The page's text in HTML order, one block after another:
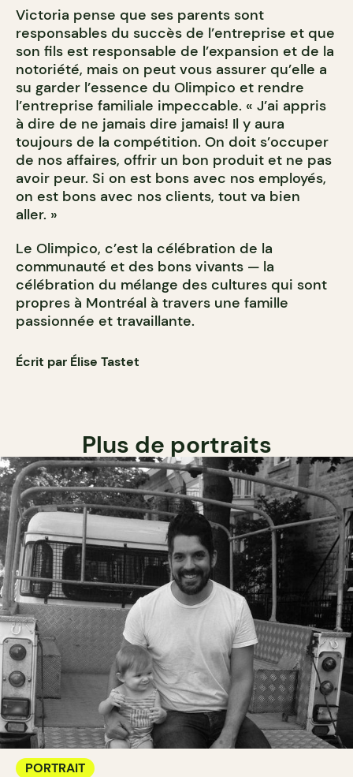
Victoria pense que ses parents sont
responsables du succès de l’entreprise et que
son fils est responsable de l’expansion et de la
notoriété, mais on peut vous assurer qu’elle a
su garder l’essence du Olimpico et rendre
l’entreprise familiale impeccable. « J’ai appris
à dire de ne jamais dire jamais! Il y aura
toujours de la compétition. On doit s’occuper
de nos affaires, offrir un bon produit et ne pas
avoir peur. Si on est bons avec nos employés,
on est bons avec nos clients, tout va bien
aller. »
Le Olimpico, c’est la célébration de la
communauté et des bons vivants — la
célébration du mélange des cultures qui sont
propres à Montréal à travers une famille
passionnée et travaillante.
Écrit par Élise Tastet
Plus de portraits
PORTRAIT